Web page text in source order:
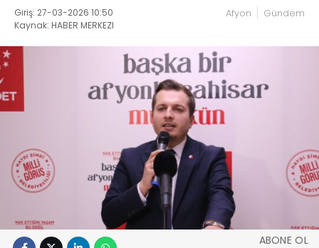
Giriş: 27-03-2026 10:50
Kaynak: HABER MERKEZI
Afyon Gündem
ABONE OL